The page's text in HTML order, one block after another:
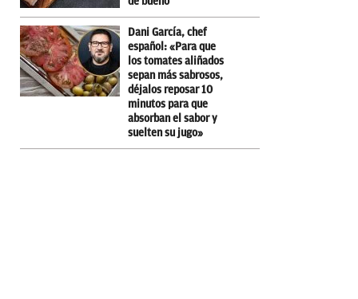
Dani García, chef
español: «Para que
los tomates aliñados
sepan más sabrosos,
déjalos reposar 10
minutos para que
absorban el sabor y
suelten su jugo»